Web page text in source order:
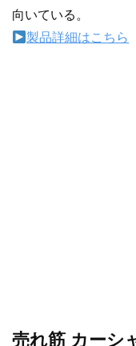
向いている。
製品詳細はこちら
売れ筋 カーシ